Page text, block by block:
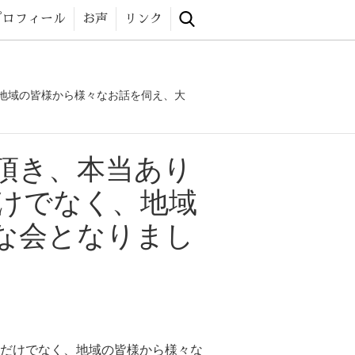
website
ロフィール お声 リンク
域の皆様から様々なお話を伺え、大
き、本当あり
でなく、地域
会となりまし
けでなく、地域の皆様から様々な